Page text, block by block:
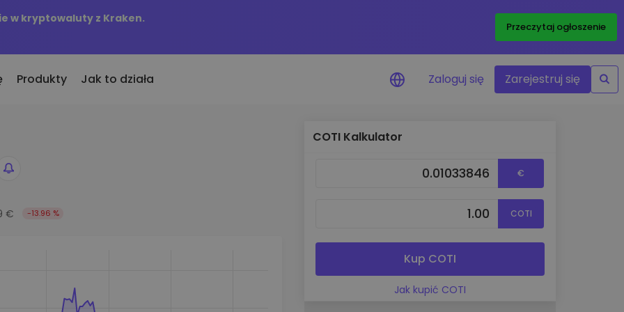
w kryptowaluty z Kraken.
Przeczytaj ogłoszenie
dodane do Kriptomat
to warte
Produkty
Analiza portfolio
Jak to działa Zaloguj się Zarejestruj się
€ -13.96 %
COTI Kalkulator
€
COTI
Kup COTI
Jak kupić COTI